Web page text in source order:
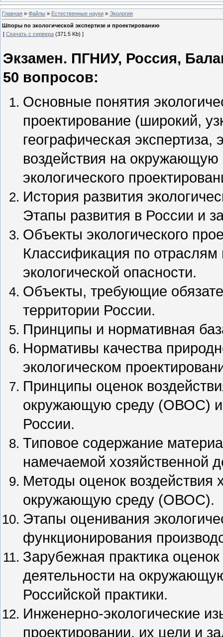
Главная » Файлы » Естественные науки » Экология
Шпоры по экологической экспертизе и проектированию
[ Скачать с сервера (371.5 Kb) ]
Экзамен. ПГНИУ, Россия,
50 вопросов:
Основные понятия
проектирование (широкий,
географическая экспертиза,
воздействия на
экологического
История развития
Этапы развития в России и
Объекты экологического
Классификация по отраслям
экологической опасности.
Объекты, требующие
территории России.
Принципы и нормативная
Нормативы качества
экологическом
Принципы оценок
окружающую среду (ОВОС)
России.
Типовое содержание
намечаемой хозяйственной
Методы оценок воздействия
окружающую среду (ОВОС).
Этапы оценивания
функционирования
Зарубежная практика
деятельности на
Российской практики.
Инженерно-экологические
проектировании, их цели и